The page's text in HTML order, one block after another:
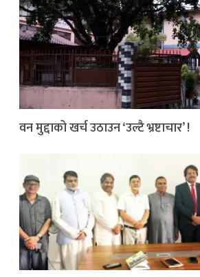
वन मुद्दाको खर्च उठाउन ‘उल्टै भ्रष्टाचार’ !